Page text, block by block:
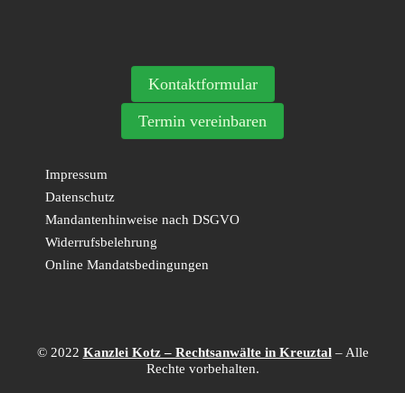
Kontaktformular
Termin vereinbaren
Impressum
Datenschutz
Mandantenhinweise nach DSGVO
Widerrufsbelehrung
Online Mandatsbedingungen
© 2022 Kanzlei Kotz – Rechtsanwälte in Kreuztal– Alle
Rechte vorbehalten.